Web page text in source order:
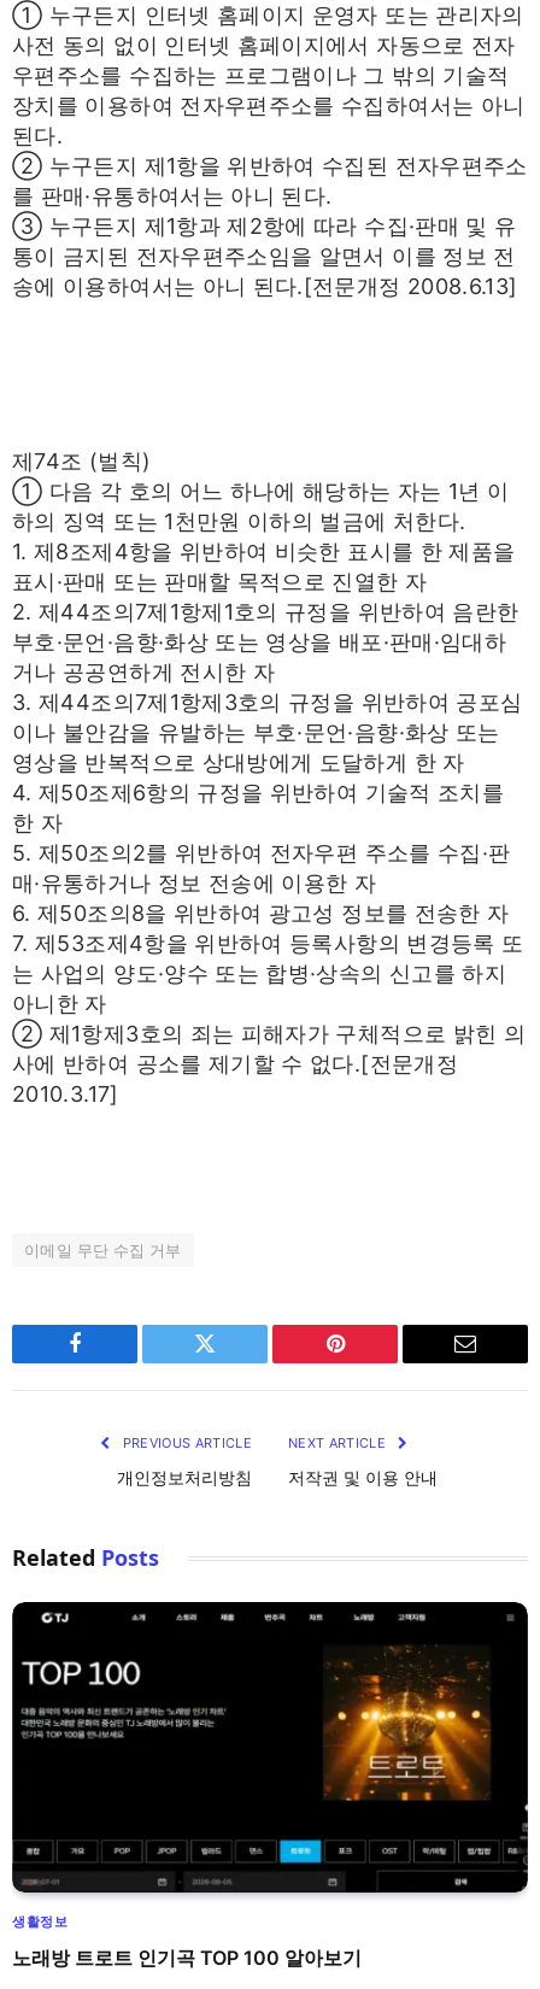
① 누구든지 인터넷 홈페이지 운영자 또는 관리자의
사전 동의 없이 인터넷 홈페이지에서 자동으로 전자
우편주소를 수집하는 프로그램이나 그 밖의 기술적
장치를 이용하여 전자우편주소를 수집하여서는 아니
된다.
② 누구든지 제1항을 위반하여 수집된 전자우편주소
를 판매·유통하여서는 아니 된다.
③ 누구든지 제1항과 제2항에 따라 수집·판매 및 유
통이 금지된 전자우편주소임을 알면서 이를 정보 전
송에 이용하여서는 아니 된다.[전문개정 2008.6.13]
제74조 (벌칙)
① 다음 각 호의 어느 하나에 해당하는 자는 1년 이
하의 징역 또는 1천만원 이하의 벌금에 처한다.
1. 제8조제4항을 위반하여 비슷한 표시를 한 제품을
표시·판매 또는 판매할 목적으로 진열한 자
2. 제44조의7제1항제1호의 규정을 위반하여 음란한
부호·문언·음향·화상 또는 영상을 배포·판매·임대하
거나 공공연하게 전시한 자
3. 제44조의7제1항제3호의 규정을 위반하여 공포심
이나 불안감을 유발하는 부호·문언·음향·화상 또는
영상을 반복적으로 상대방에게 도달하게 한 자
4. 제50조제6항의 규정을 위반하여 기술적 조치를
한 자
5. 제50조의2를 위반하여 전자우편 주소를 수집·판
매·유통하거나 정보 전송에 이용한 자
6. 제50조의8을 위반하여 광고성 정보를 전송한 자
7. 제53조제4항을 위반하여 등록사항의 변경등록 또
는 사업의 양도·양수 또는 합병·상속의 신고를 하지
아니한 자
② 제1항제3호의 죄는 피해자가 구체적으로 밝힌 의
사에 반하여 공소를 제기할 수 없다.[전문개정
2010.3.17]
이메일 무단 수집 거부
Facebook Twitter Pinterest Email
PREVIOUS ARTICLE
개인정보처리방침
NEXT ARTICLE
저작권 및 이용 안내
Related Posts
생활정보
노래방 트로트 인기곡 TOP 100 알아보기